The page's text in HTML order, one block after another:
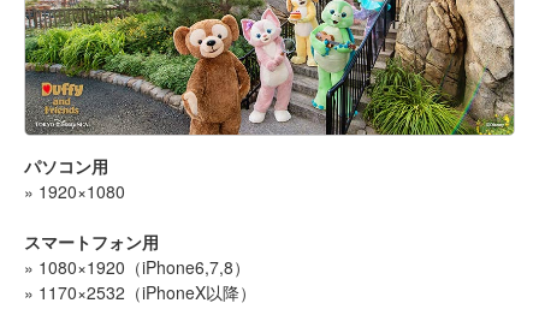
パソコン用
» 1920×1080
スマートフォン用
» 1080×1920（iPhone6,7,8）
» 1170×2532（iPhoneX以降）